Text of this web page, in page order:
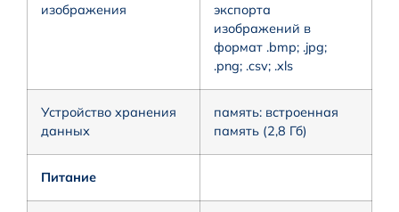
изображения
экспорта
изображений в
формат .bmp; .jpg;
.png; .csv; .xls
Устройство хранения
данных
память: встроенная
память (2,8 Гб)
Питание